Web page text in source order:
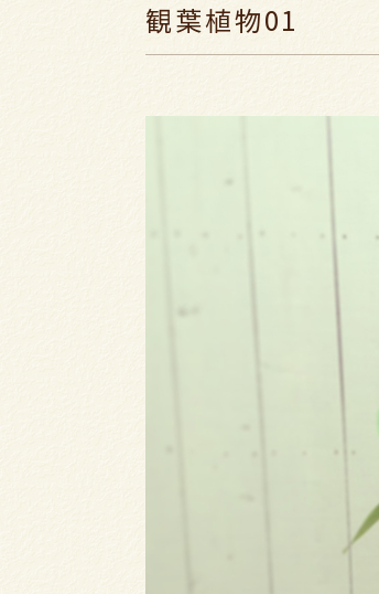
観葉植物01